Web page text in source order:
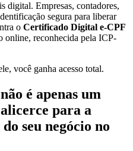
digital. Empresas, contadores,
segura para liberar
o Certificado Digital e-CPF
reconhecida pela ICP-
você ganha acesso total.
é apenas um
para a
seu negócio no